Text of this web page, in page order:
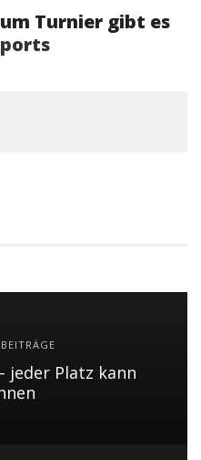
Turnier gibt es
jeder Platz kann